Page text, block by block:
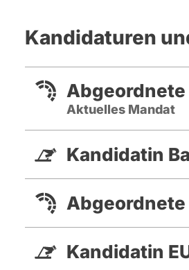
Kandidaturen
Aktuelles Mandat
Kandidatin
Abgeordnete
Kandidatin